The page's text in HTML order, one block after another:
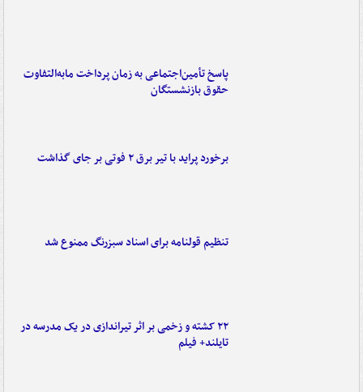
پاسخ تأمین‌اجتماعی به زمان پرداخت مابه‌التفاوت
حقوق بازنشستگان
برخورد پراید با تیر برق ۲ فوتی بر جای گذاشت
تنظیم قولنامه برای اسناد سبزرنگ ممنوع شد
۲۲ کشته و زخمی بر اثر تیراندازی در یک مدرسه در
تایلند+ فیلم